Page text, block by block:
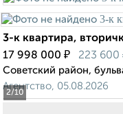
2/10
3-к квартира,
17 998 000 ₽ 223 600
Советский район,
Агентство, 05.08.2026